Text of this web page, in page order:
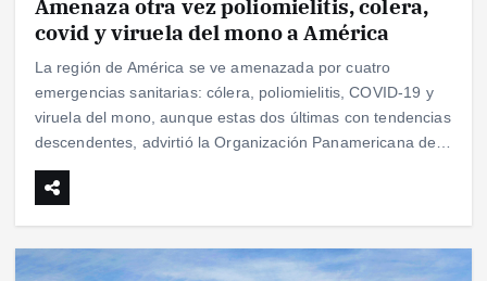
Amenaza otra vez poliomielitis, colera,
covid y viruela del mono a América
La región de América se ve amenazada por cuatro
emergencias sanitarias: cólera, poliomielitis, COVID-19 y
viruela del mono, aunque estas dos últimas con tendencias
descendentes, advirtió la Organización Panamericana de…